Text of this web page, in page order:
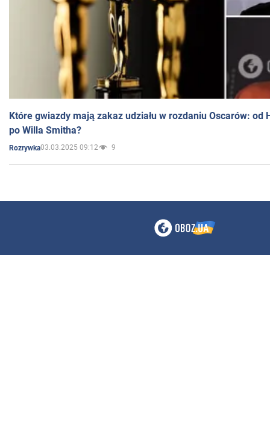
Które gwiazdy mają zakaz udziału w rozdaniu Oscarów: od
po Willa Smitha?
Rozrywka03.03.2025 09:12 9